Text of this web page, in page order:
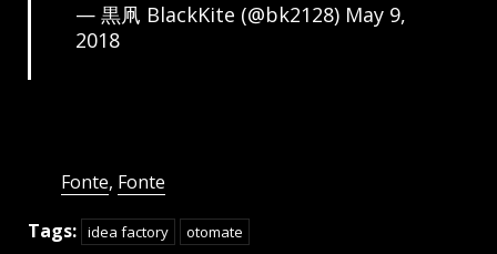
— 黒凧 BlackKite (@bk2128) May 9,
2018
Fonte, Fonte
Tags: idea factory otomate